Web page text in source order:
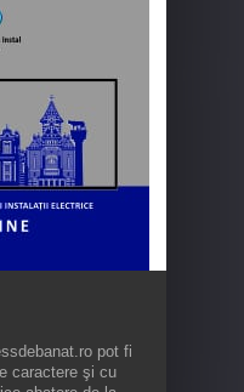
pot fi
caractere şi cu